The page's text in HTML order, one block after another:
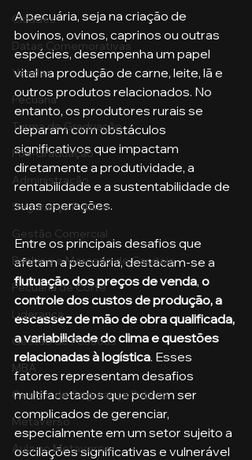
Cidades
Datas Comemorativas
Vendas
Pecuária
Turma de Graduação
Pós-Graduação
Administração
Segurança Publica
Gestão Comercial
Banking e Mercado de Capitais
Pecuária de Corte
Liderança
Gestão de Pessoas
MBA
Gestão de Segurança Publica
Metaverso
Aula no Metaverso
A pecuária, seja na criação de
bovinos, ovinos, caprinos ou outras
espécies, desempenha um papel
vital na produção de carne, leite, lã e
outros produtos relacionados. No
entanto, os produtores rurais se
deparam com obstáculos
significativos que impactam
diretamente a produtividade, a
rentabilidade e a sustentabilidade de
suas operações.
Entre os principais desafios que
afetam a pecuária, destacam-se a
flutuação dos preços de venda, o
controle dos custos de produção, a
escassez de mão de obra qualificada,
a variabilidade do clima e questões
relacionadas à logística. Esses
fatores representam desafios
multifacetados que podem ser
complicados de gerenciar,
especialmente em um setor sujeito a
oscilações significativas e vulnerável